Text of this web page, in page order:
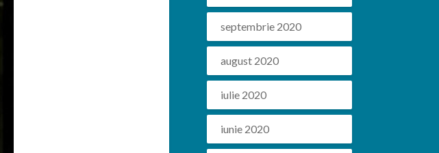
septembrie 2020
august 2020
iulie 2020
iunie 2020